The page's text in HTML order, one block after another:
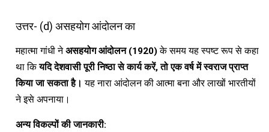
उत्तर- (d) असहयोग आंदोलन का
महात्मा गांधी नेअसहयोग आंदोलन (1920)के समय यह स्पष्ट रूप से कहा
था कियदि देशवासी पूरी निष्ठा से कार्य करें, तो एक वर्ष में स्वराज प्राप्त
किया जा सकता है। यह नारा आंदोलन की आत्मा बना और लाखों भारतीयों
ने इसे अपनाया।
अन्य विकल्पों की जानकारी: